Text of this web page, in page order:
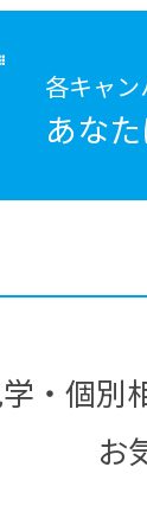
各キャン
あな
・個別
お